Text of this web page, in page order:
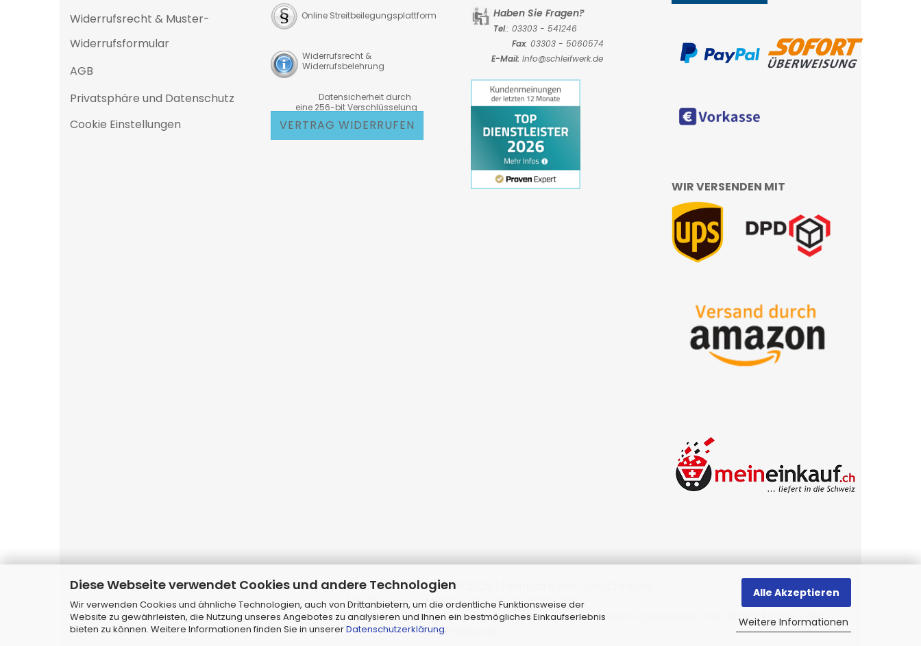
Diese Webseite verwendet Cookies und andere Technologien
Wir verwenden Cookies und ähnliche Technologien, auch von Drittanbietern, um die ordentliche Funktionsweise der
Website zu gewährleisten, die Nutzung unseres Angebotes zu analysieren und Ihnen ein bestmögliches Einkaufserlebnis
bieten zu können. Weitere Informationen finden Sie in unsererDatenschutzerklärung.
Alle Akzeptieren
Weitere Informationen
Widerrufsrecht & Muster-
Widerrufsformular
AGB
Privatsphäre und Datenschutz
Cookie Einstellungen
Online Streitbeilegungsplattform
Widerrufsrecht &
Widerrufsbelehrung
Datensicherheit durch
eine 256-bit Verschlüsselung
VERTRAG WIDERRUFEN
Haben Sie Fragen?
Tel.: 03303 - 541246
Fax: 03303 - 5060574
E-Mail: Info@schleifwerk.de
WIR VERSENDEN MIT
Webshop erstellen mit Gambio.de © 2026 | Template von
Alle Preise inkl. MwSt. & zzgl. Versandkosten
Alle Markennamen, Warenzeichen sowie sämtliche Produktbilder sind Eigentum Ihrer rechtmäßigen Eigentümer und dienen hier nur der
Beschreibung.